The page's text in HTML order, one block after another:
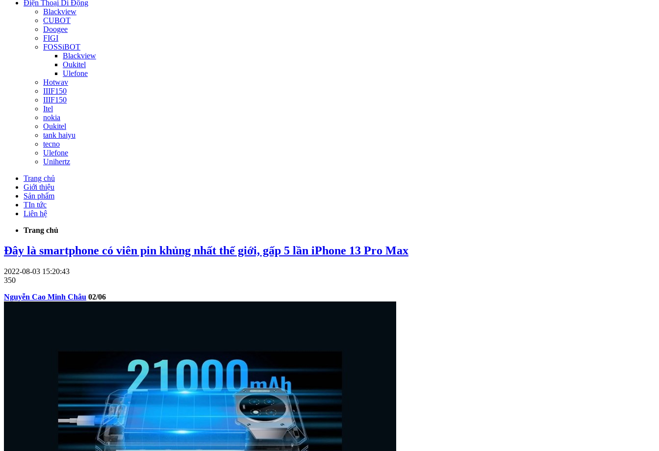
Điện Thoại Di Động
Blackview
CUBOT
Doogee
FIGI
FOSSiBOT
Blackview
Oukitel
Ulefone
Hotwav
IIIF150
IIIF150
Itel
nokia
Oukitel
tank haiyu
tecno
Ulefone
Unihertz
Trang chủ
Giới thiệu
Sản phẩm
TIn tức
Liên hệ
Trang chủ
Đây là smartphone có viên pin khủng nhất thế giới, gấp 5 lần iPhone 13 Pro Max
2022-08-03 15:20:43
350
Nguyễn Cao Minh Châu 02/06